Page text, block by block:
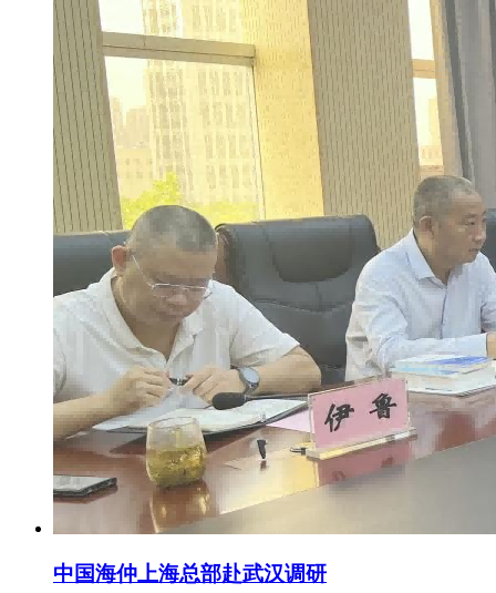
中国海仲上海总部赴武汉调研